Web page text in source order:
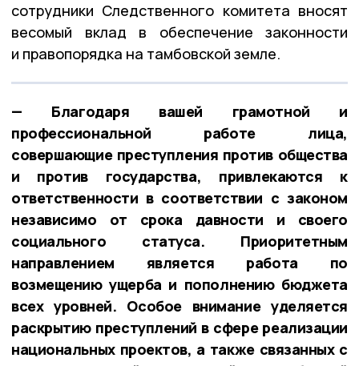
сотрудники Следственного комитета вносят
весомый вклад в обеспечение законности
и правопорядка на тамбовской земле.
— Благодаря вашей грамотной и
профессиональной работе лица,
совершающие преступления против общества
и против государства, привлекаются к
ответственности в соответствии с законом
независимо от срока давности и своего
социального статуса. Приоритетным
направлением является работа по
возмещению ущерба и пополнению бюджета
всех уровней. Особое внимание уделяется
раскрытию преступлений в сфере реализации
национальных проектов, а также связанных с